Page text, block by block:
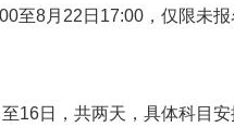
8月22日17:00，仅限未报
日，共两天，具体科目安